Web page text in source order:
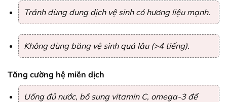
Tránh dùng dung dịch vệ sinh có hương liệu mạnh.
Không dùng băng vệ sinh quá lâu (>4 tiếng).
Tăng cường hệ miễn dịch
Uống đủ nước, bổ sung vitamin C, omega-3 để